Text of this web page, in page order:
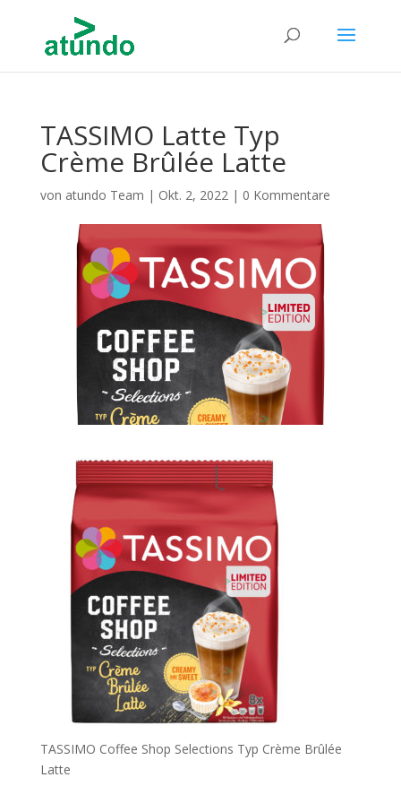
TASSIMO Latte Typ
Crème Brûlée Latte
von atundo Team | Okt. 2, 2022| 0 Kommentare
TASSIMO Coffee Shop Selections Typ Crème Brûlée
Latte